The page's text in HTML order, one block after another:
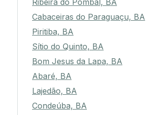
Ribeira do Pombal, BA
Cabaceiras do Paraguaçu, BA
Piritiba, BA
Sítio do Quinto, BA
Bom Jesus da Lapa, BA
Abaré, BA
Lajedão, BA
Condeúba, BA